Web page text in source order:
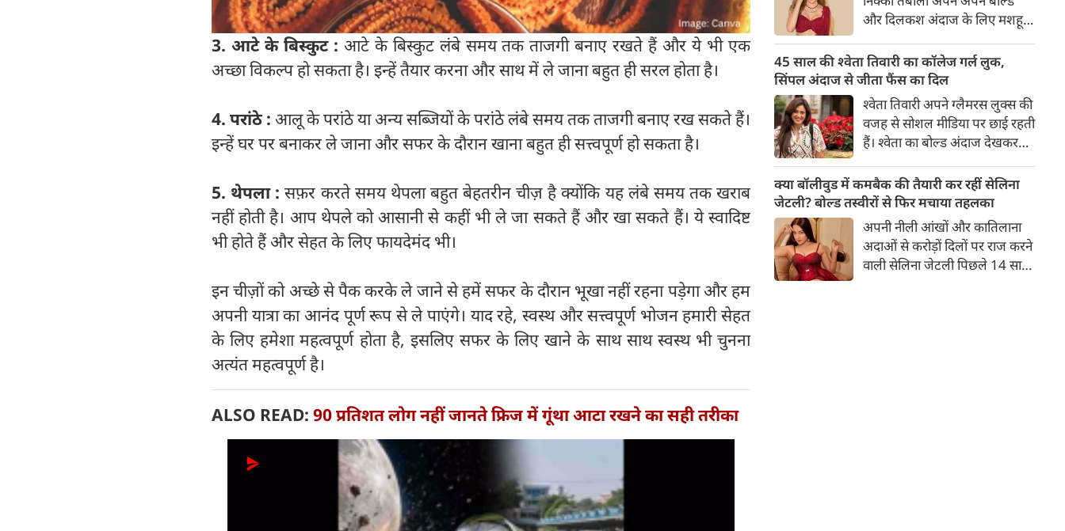
3. आटे के बिस्कुट : आटे के बिस्कुट लंबे समय तक ताजगी बनाए रखते हैं और ये भी एक
अच्छा विकल्प हो सकता है। इन्हें तैयार करना और साथ में ले जाना बहुत ही सरल होता है।
4. परांठे : आलू के परांठे या अन्य सब्जियों के परांठे लंबे समय तक ताजगी बनाए रख सकते हैं।
इन्हें घर पर बनाकर ले जाना और सफर के दौरान खाना बहुत ही सत्त्वपूर्ण हो सकता है।
5. थेपला : सफ़र करते समय थेपला बहुत बेहतरीन चीज़ है क्योंकि यह लंबे समय तक खराब
नहीं होती है। आप थेपले को आसानी से कहीं भी ले जा सकते हैं और खा सकते हैं। ये स्वादिष्ट
भी होते हैं और सेहत के लिए फायदेमंद भी।
इन चीज़ों को अच्छे से पैक करके ले जाने से हमें सफर के दौरान भूखा नहीं रहना पड़ेगा और हम
अपनी यात्रा का आनंद पूर्ण रूप से ले पाएंगे। याद रहे, स्वस्थ और सत्त्वपूर्ण भोजन हमारी सेहत
के लिए हमेशा महत्वपूर्ण होता है, इसलिए सफर के लिए खाने के साथ साथ स्वस्थ भी चुनना
अत्यंत महत्वपूर्ण है।
ALSO READ: 90 प्रतिशत लोग नहीं जानते फ्रिज में गूंथा आटा रखने का सही तरीका
और दिलकश अंदाज के लिए मशहूर
इंटरनेट पर तहलका मचाती रहती हैं।
इस बार निक्की ने मरून कलर की
साड़ी में अपनी कुछ सुपर सिजलिंग
तस्वीरें शेयर की है। खूबसूरत शिमरी
साड़ी में निक्की की अदाएं देखने
लायक है।
45 साल की श्वेता तिवारी का कॉलेज गर्ल लुक,
सिंपल अंदाज से जीता फैंस का दिल
श्वेता तिवारी अपने ग्लैमरस लुक्स की
वजह से सोशल मीडिया पर छाई रहती
हैं। श्वेता का बोल्ड अंदाज देखकर
बच्चों की मां हैं। 45 साल की श्वेता
तिवारी की तस्वीरों पर फैंस जमकर
प्यार लुटाते हैं। इस बार श्वेता तिवारी
ने वेकेशन से अपनी कुछ तस्वीरें शेयर
की है।
क्या बॉलीवुड में कमबैक की तैयारी कर रहीं सेलिना
जेटली? बोल्ड तस्वीरों से फिर मचाया तहलका
अपनी नीली आंखों और कातिलाना
अदाओं से करोड़ों दिलों पर राज करने
वाली सेलिना जेटली पिछले 14 साल